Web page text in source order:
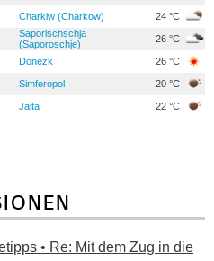
Charkiw (Charkow) 24 °C
Saporischschja
(Saporoschje)
26 °C
Donezk 26 °C
Simferopol 20 °C
Jalta
22 °C
• Re: Mit dem Zug in die